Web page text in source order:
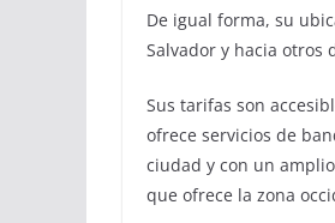
De igual forma, su
Salvador y hacia otros
Sus tarifas son
ofrece servicios de
ciudad y con un
que ofrece la zona